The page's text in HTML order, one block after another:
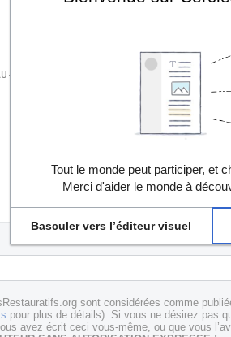
sont considérées comme
pour plus de détails). Si vous ne désirez pas
avez écrit ceci vous-même, ou que vous
Tout le monde peut participer, et
Merci d'aider le monde à
Basculer vers l’éditeur visuel